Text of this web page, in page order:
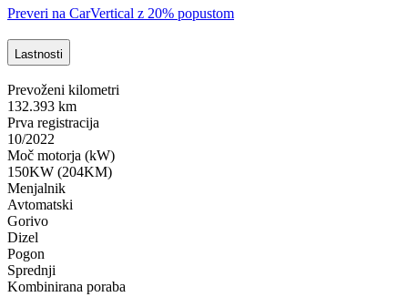
Preveri na CarVertical z 20% popustom
Lastnosti
Prevoženi kilometri
132.393 km
Prva registracija
10/2022
Moč motorja (kW)
150KW (204KM)
Menjalnik
Avtomatski
Gorivo
Dizel
Pogon
Sprednji
Kombinirana poraba